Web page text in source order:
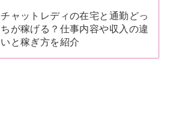
チャットレディの在宅と通勤どっ
ちが稼げる？仕事内容や収入の違
いと稼ぎ方を紹介